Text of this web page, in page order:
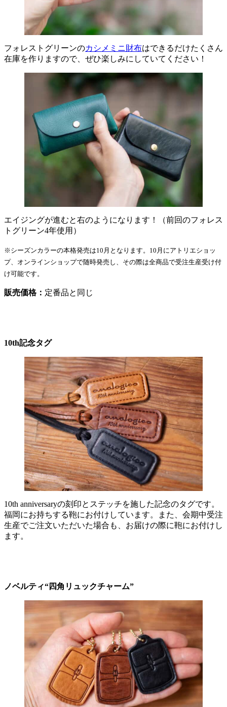
フォレストグリーンのカシメミニ財布はできるだけたくさん
在庫を作りますので、ぜひ楽しみにしていてください！
エイジングが進むと右のようになります！（前回のフォレス
トグリーン4年使用）
※シーズンカラーの本格発売は10月となります。10月にアトリエショッ
プ、オンラインショップで随時発売し、その際は全商品で受注生産受け付
け可能です。
販売価格： 定番品と同じ
10th記念タグ
10th anniversaryの刻印とステッチを施した記念のタグです。
福岡にお持ちする鞄にお付けしています。また、会期中受注
生産でご注文いただいた場合も、お届けの際に鞄にお付けし
ます。
ノベルティ“四角リュックチャーム”